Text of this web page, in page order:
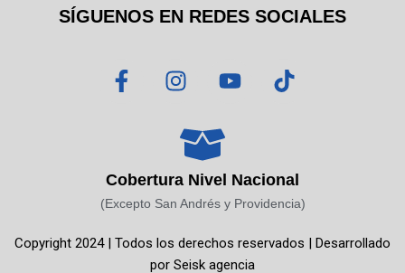
SÍGUENOS EN REDES SOCIALES
F
a
o
o
-
I
n
t
a
g
r
m
Y
o
b
e
T
i
k
Cobertura Nivel Nacional
(Excepto San Andrés y Providencia)
Copyright 2024 | Todos los derechos reservados | Desarrollado
por Seisk agencia